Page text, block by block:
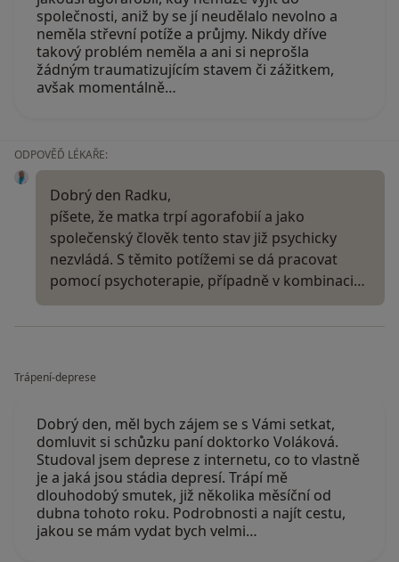
společnosti, aniž by se jí neudělalo nevolno a
neměla střevní potíže a průjmy. Nikdy dříve
takový problém neměla a ani si neprošla
žádným traumatizujícím stavem či zážitkem,
avšak momentálně…
ODPOVĚĎ LÉKAŘE:
Dobrý den Radku,
píšete, že matka trpí agorafobií a jako
společenský člověk tento stav již psychicky
nezvládá. S těmito potížemi se dá pracovat
pomocí psychoterapie, případně v kombinaci…
Trápení-deprese
Dobrý den, měl bych zájem se s Vámi setkat,
domluvit si schůzku paní doktorko Voláková.
Studoval jsem deprese z internetu, co to vlastně
je a jaká jsou stádia depresí. Trápí mě
dlouhodobý smutek, již několika měsíční od
dubna tohoto roku. Podrobnosti a najít cestu,
jakou se mám vydat bych velmi…